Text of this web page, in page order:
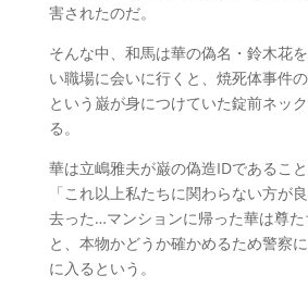
害されたのだ。
そんな中、和馬は華の偽名・鈴木花
い職場に会いに行くと、焼死体事件
という巌が身につけていた錠前ネッ
る。
華は立嶋雅夫が巌の偽造IDであるこ
「これ以上私たちに関わらない方が
去った…マンションに帰った華は尊
と、本物かどうか確かめるため警察
に入るという。